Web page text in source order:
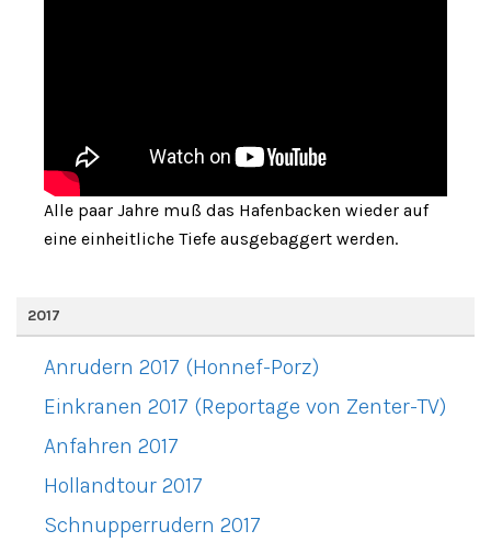
Alle paar Jahre muß das Hafenbacken wieder auf
eine einheitliche Tiefe ausgebaggert werden.
2017
Anrudern 2017 (Honnef-Porz)
Einkranen 2017 (Reportage von Zenter-TV)
Anfahren 2017
Hollandtour 2017
Schnupperrudern 2017